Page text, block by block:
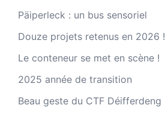
Päiperleck : un bus sensoriel
Douze projets retenus en 2026 !
Le conteneur se met en scène !
2025 année de transition
Beau geste du CTF Déifferdeng